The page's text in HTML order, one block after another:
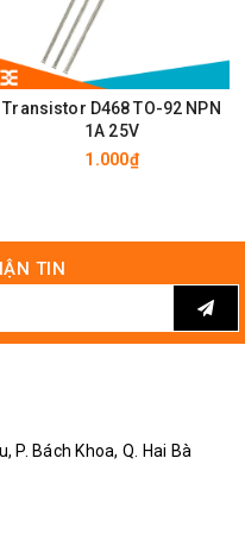
Transistor D468 TO-92 NPN
1A 25V
1.000₫
TIN
P. Bách Khoa, Q. Hai Bà